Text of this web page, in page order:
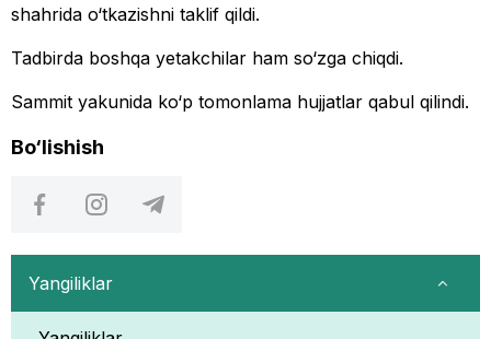
shahrida o‘tkazishni taklif qildi.
Tadbirda boshqa yetakchilar ham so‘zga chiqdi.
Sammit yakunida ko‘p tomonlama hujjatlar qabul qilindi.
Bo‘lishish
Yangiliklar